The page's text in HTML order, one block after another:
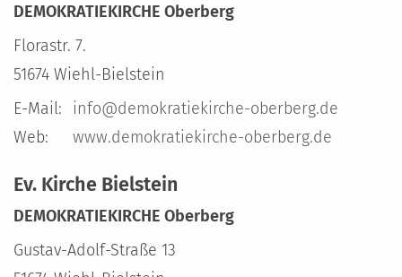
DEMOKRATIEKIRCHE Oberberg
Florastr. 7.
51674 Wiehl-Bielstein
E-Mail:
info@demokratiekirche-oberberg.de
Web:
www.demokratiekirche-oberberg.de
Ev. Kirche Bielstein
DEMOKRATIEKIRCHE Oberberg
Gustav-Adolf-Straße 13